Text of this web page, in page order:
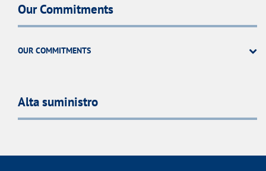
Our Commitments
OUR COMMITMENTS
Alta suministro